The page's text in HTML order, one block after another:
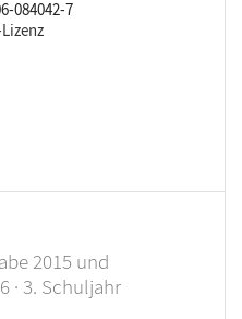
084042-7
2015 und
· 3. Schuljahr